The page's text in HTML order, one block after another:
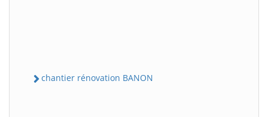
chantier rénovation BANON